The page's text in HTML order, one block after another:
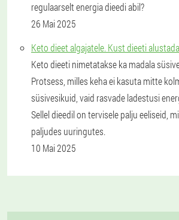
regulaarselt energia dieedi abil?
26 Mai 2025
Keto dieet algajatele. Kust dieeti
Keto dieeti nimetatakse ka madala
Protsess, milles keha ei kasuta mitte
süsivesikuid, vaid rasvade ladestusi
Sellel dieedil on tervisele palju eeliseid,
paljudes uuringutes.
10 Mai 2025